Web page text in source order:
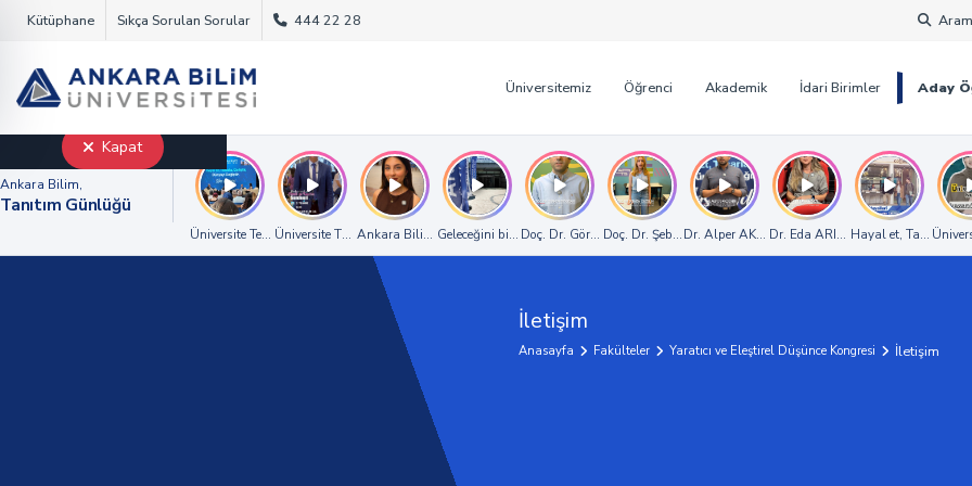
Kütüphane Sıkça Sorulan Sorular 444 22 28
Üniversitemiz Öğrenci Akademik İdari Birimler Aday
Ara
Kapat
Ankara Bilim,
Tanıtım Günlüğü
Üniversite Tercih ve Tanıtım Semineri
Üniversite Tanıtım ve Tercih Semineri
Ankara Bilim ÜniversitesiGeleceğini birlikte şekillendirmeye hazır mısın?
Doç. Dr. Görkem ERDOĞAN, İşletme Bölümünü anlatıyor.
Doç. Dr. Şebnem DÜZGÜN, İngilizce Mütercim ve Tercümanlık
Dr. Alper AKDEMİR, Yönetim Bilişim Sistemi
Dr. Eda ARISOY, Film Tasarımı
Hayal et, Tasarla,
İletişim
Anasayfa Fakülteler Yaratıcı ve Eleştirel Düşünce Kongresi İletişim